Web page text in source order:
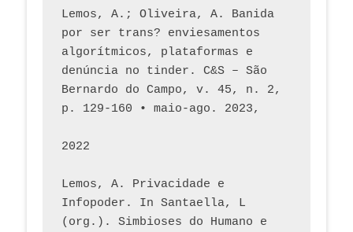
Lemos, A.; Oliveira, A. Banida
por ser trans? enviesamentos
algorítmicos, plataformas e
denúncia no tinder. C&S – São
Bernardo do Campo, v. 45, n. 2,
p. 129-160 • maio-ago. 2023,
2022
Lemos, A. Privacidade e
Infopoder. In Santaella, L
(org.). Simbioses do Humano e